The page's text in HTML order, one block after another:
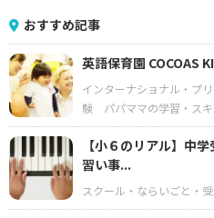
おすすめ記事
英語保育園 COCOAS
インターナショナル・プ
験
パパママの学習・ス
【小６のリアル】中
習い事...
スクール・ならいごと・